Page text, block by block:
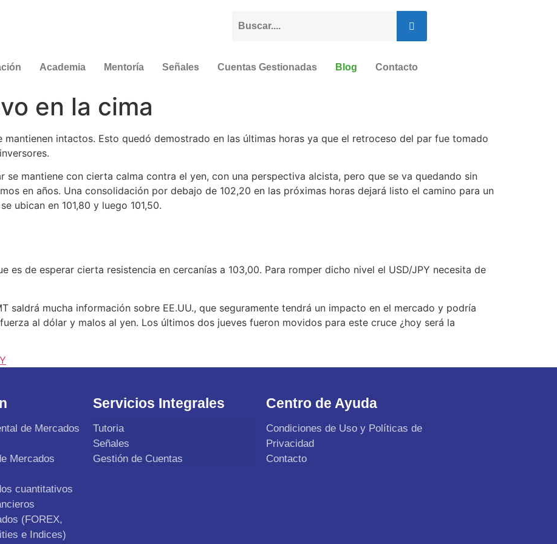
Academia Mentoría Señales Cuentas Gestionadas Blog Contacto
en la cima
mantienen intactos. Esto quedó demostrado en las últimas horas ya que el retroceso del par fue tomado
se mantiene con cierta calma contra el yen, con una perspectiva alcista, pero que se va quedando sin
en años. Una consolidación por debajo de 102,20 en las próximas horas dejará listo el camino para un
ubican en 101,80 y luego 101,50.
es de esperar cierta resistencia en cercanías a 103,00. Para romper dicho nivel el USD/JPY necesita de
saldrá mucha información sobre EE.UU., que seguramente tendrá un impacto en el mercado y podría
al dólar y malos al yen. Los últimos dos jueves fueron movidos para este cruce ¿hoy será la
de Mercados
Mercados
cuantitativos
(FOREX,
e Indices)
Servicios Integrales
Tutoria
Señales
Gestión de Cuentas
Centro de Ayuda
Condiciones de Uso y Políticas de
Privacidad
Contacto